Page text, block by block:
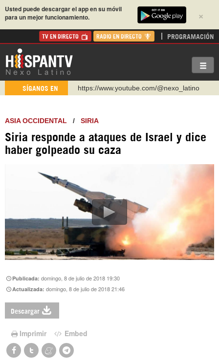
×
Usted puede descargar el app en su móvil
para un mejor funcionamiento.
TV EN DIRECTO RADIO EN DIRECTO PROGRAMACIÓN
SÍGANOS EN
https://www.youtube.com/@nexo_latino
https://t.me/hispantvcanal
https://urmedium.com/c/hispantv
WhatsApp y Viber: +98 921 79 29 404
ASIA OCCIDENTAL / SIRIA
Siria responde a ataques de Israel y dice
haber golpeado su caza
Publicada:domingo, 8 de julio de 2018 19:30
Actualizada:domingo, 8 de julio de 2018 21:46
Descargar
Imprimir Embed